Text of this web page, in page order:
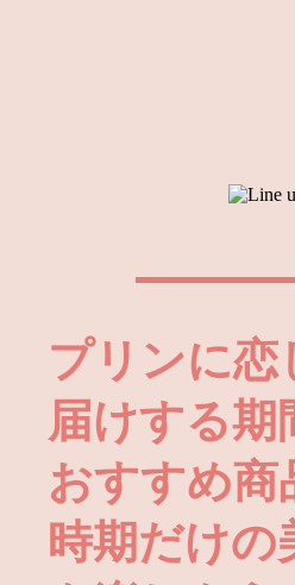
プリンに恋し
場！」
2026.05.01
5月1日より『
リニューアル
2026.04.24
【ご予約受付
定販売！母の
2026.04.15
【プリンに恋
5周年を迎え
らぬご愛顧の
いいたします
プリンに恋
届けする期
おすすめ商
時期だけの